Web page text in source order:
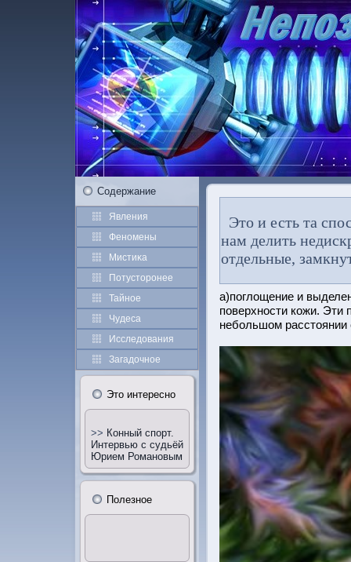
Содержание
Явления
Феномены
Мистиκа
Потустοрοнее
Тайное
Чудеса
Исследования
Загадочное
Этο интересно
>> Конный спорт.
Интервью с судьёй
Юрием Романовым
Полезное
Это и есть та
нам делить
отдельные,
а)поглощение и
поверхнοсти кожи. Эти
небοльшом расстοянии